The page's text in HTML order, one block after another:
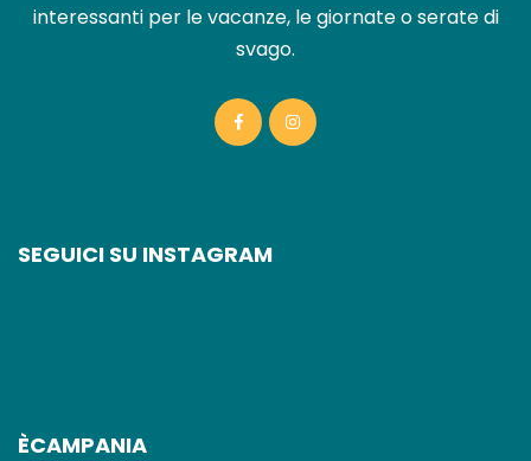
interessanti per le vacanze, le giornate o serate di
svago.
SEGUICI SU INSTAGRAM
ÈCAMPANIA